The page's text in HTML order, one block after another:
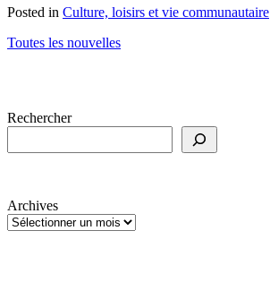
Posted in Culture, loisirs et vie communautaire
Toutes les nouvelles
Rechercher
Archives